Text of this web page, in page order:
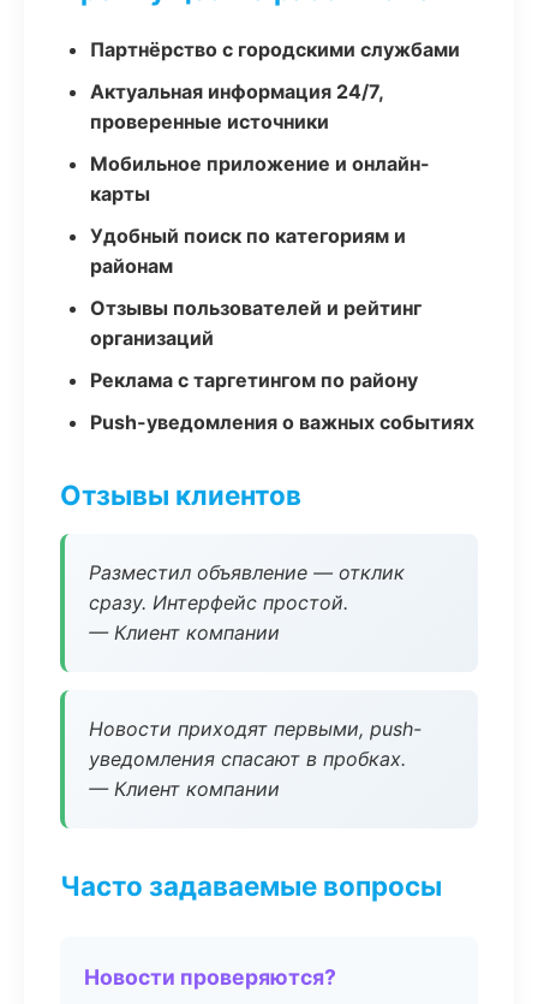
Партнёрство с городскими службами
Актуальная информация 24/7,
проверенные источники
Мобильное приложение и онлайн-
карты
Удобный поиск по категориям и
районам
Отзывы пользователей и рейтинг
организаций
Реклама с таргетингом по району
Push-уведомления о важных событиях
Отзывы клиентов
Разместил объявление — отклик
сразу. Интерфейс простой.
— Клиент компании
Новости приходят первыми, push-
уведомления спасают в пробках.
— Клиент компании
Часто задаваемые вопросы
Новости проверяются?